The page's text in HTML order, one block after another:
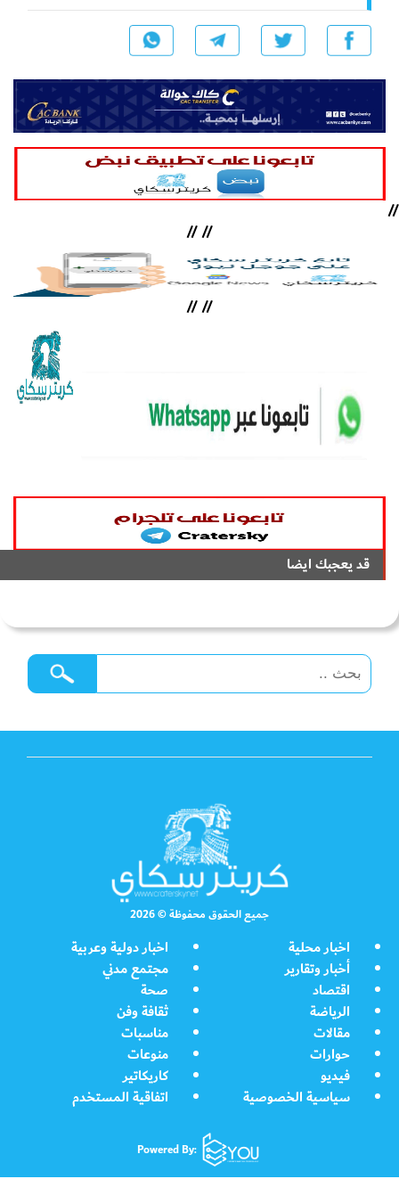
//
//
//
//
//
قد يعجبك ايضا
جميع الحقوق محفوظة © 2026
اخبار محلية
اخبار دولية وعربية
أخبار وتقارير
مجتمع مدني
اقتصاد
صحة
الرياضة
ثقافة وفن
مقالات
مناسبات
حوارات
منوعات
فيديو
كاريكاتير
سياسية الخصوصية
اتفاقية المستخدم
Powered By: